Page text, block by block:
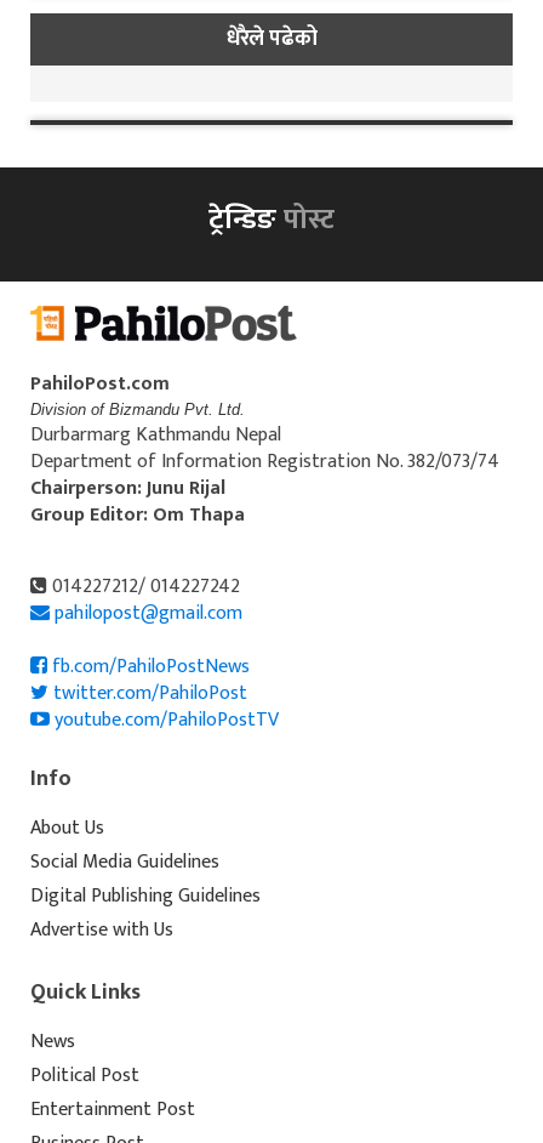
धेरैले पढेको
ट्रेन्डिङपोस्ट
PahiloPost.com
Division of Bizmandu Pvt. Ltd.
Durbarmarg Kathmandu Nepal
Department of Information Registration No. 382/073/74
Chairperson: Junu Rijal
Group Editor: Om Thapa
014227212/ 014227242
pahilopost@gmail.com
fb.com/PahiloPostNews
twitter.com/PahiloPost
youtube.com/PahiloPostTV
Info
About Us
Social Media Guidelines
Digital Publishing Guidelines
Advertise with Us
Quick Links
News
Political Post
Entertainment Post